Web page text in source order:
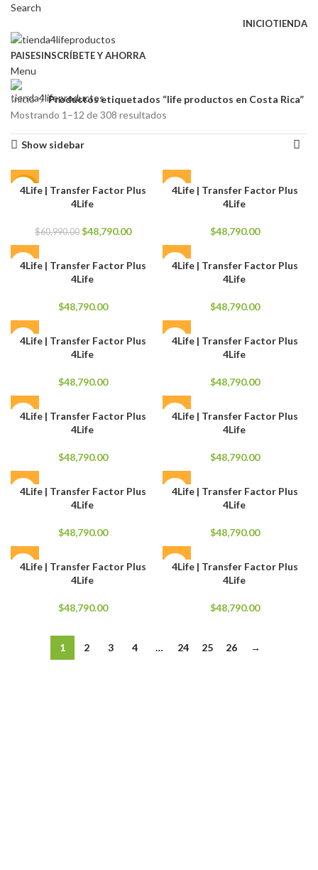
Search
INICIOTIENDA
PAISESINSCRÍBETE Y AHORRA
Menu
Inicio
Productos etiquetados “life productos en Costa Rica”
Mostrando 1–12 de 308 resultados
Show sidebar
-20%
4Life | Transfer Factor Plus
4Life
$60,990.00 El
era:
$60,990.00.
$48,790.00El
es:
4Life | Transfer Factor Plus
4Life
$48,790.00
4Life | Transfer Factor Plus
4Life
$48,790.00
4Life | Transfer Factor Plus
4Life
$48,790.00
4Life | Transfer Factor Plus
4Life
$48,790.00
4Life | Transfer Factor Plus
4Life
$48,790.00
4Life | Transfer Factor Plus
4Life
$48,790.00
4Life | Transfer Factor Plus
4Life
$48,790.00
4Life | Transfer Factor Plus
4Life
$48,790.00
4Life | Transfer Factor Plus
4Life
$48,790.00
4Life | Transfer Factor Plus
4Life
$48,790.00
4Life | Transfer Factor Plus
4Life
$48,790.00
1 2 3 4 … 24 25 26 →